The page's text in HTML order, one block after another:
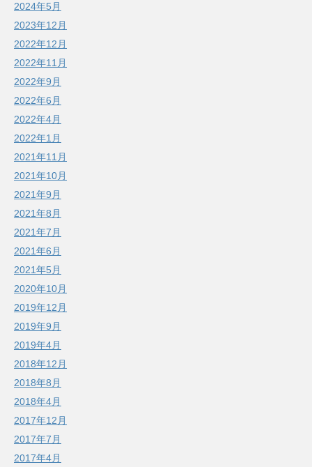
2024年5月
2023年12月
2022年12月
2022年11月
2022年9月
2022年6月
2022年4月
2022年1月
2021年11月
2021年10月
2021年9月
2021年8月
2021年7月
2021年6月
2021年5月
2020年10月
2019年12月
2019年9月
2019年4月
2018年12月
2018年8月
2018年4月
2017年12月
2017年7月
2017年4月